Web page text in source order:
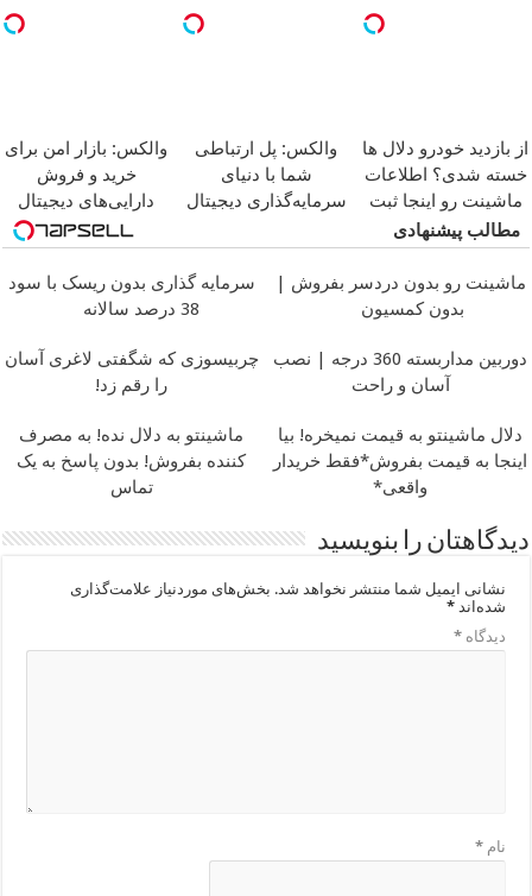
از بازدید خودرو دلال ها
خسته شدی؟ اطلاعات
ماشینت رو اینجا ثبت
کن
والکس: پل ارتباطی
شما با دنیای
سرمایه‌گذاری دیجیتال
والکس: بازار امن برای
خرید و فروش
دارایی‌های دیجیتال
مطالب پیشنهادی
ماشینت رو بدون دردسر بفروش |
بدون کمسیون
سرمایه گذاری بدون ریسک با سود
38 درصد سالانه
دوربین مداربسته 360 درجه | نصب
آسان و راحت
چربیسوزی که شگفتی لاغری آسان
را رقم زد!
دلال ماشینتو به قیمت نمیخره! بیا
اینجا به قیمت بفروش*فقط خریدار
واقعی*
ماشینتو به دلال نده! به مصرف
کننده بفروش! بدون پاسخ به یک
تماس
دیدگاهتان را بنویسید
نشانی ایمیل شما منتشر نخواهد شد. بخش‌های موردنیاز علامت‌گذاری
شده‌اند*
دیدگاه*
نام*